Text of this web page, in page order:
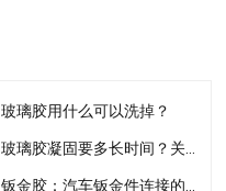
玻璃胶用什么可以洗掉？